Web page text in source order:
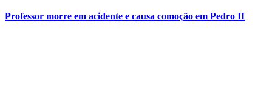
Professor morre em acidente e causa comoção em Pedro II